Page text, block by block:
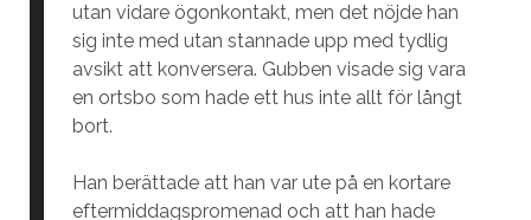
utan vidare ögonkontakt, men det nöjde han
sig inte med utan stannade upp med tydlig
avsikt att konversera. Gubben visade sig vara
en ortsbo som hade ett hus inte allt för långt
bort.
Han berättade att han var ute på en kortare
eftermiddagspromenad och att han hade